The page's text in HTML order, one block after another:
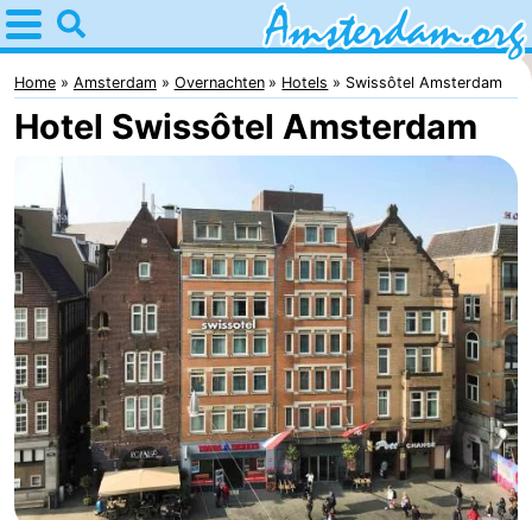
Home
Amsterdam
Reisplan
kinderen
Voor
jongeren
Gratis
Overnachten
Appartementen
Bed
(&
Campings
Home Amsterdam Overnachten Hotels Swissôtel Amsterdam
Hotel Swissôtel Amsterdam